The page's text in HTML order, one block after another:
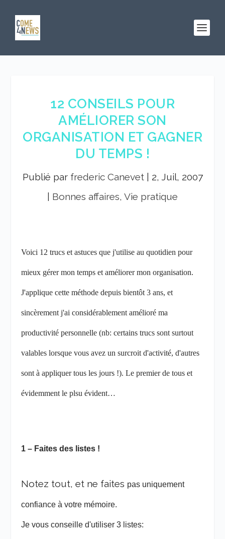
12 CONSEILS POUR
AMÉLIORER SON
ORGANISATION ET GAGNER
DU TEMPS !
Publié par frederic Canevet| 2, Juil, 2007
Bonnes affaires, Vie pratique
Voici 12 trucs et astuces que j'utilise au quotidien pour
mieux gérer mon temps et améliorer mon organisation.
J'applique cette méthode depuis bientôt 3 ans, et
sincèrement j'ai considérablement amélioré ma
productivité personnelle (nb: certains trucs sont surtout
valables lorsque vous avez un surcroit d'activité, d'autres
sont à appliquer tous les jours !). Le premier de tous et
évidemment le plsu évident…
1 – Faites des listes !
Notez tout, et ne faites pas uniquement
confiance à votre mémoire.
Je vous conseille d'utiliser 3 listes: